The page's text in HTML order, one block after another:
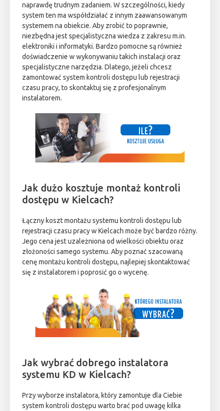
naprawdę trudnym zadaniem. W szczególności, kiedy
system ten ma współdziałać z innym zaawansowanym
systemem na obiekcie. Aby zrobić to poprawnie,
niezbędna jest specjalistyczna wiedza z zakresu m.in.
elektroniki i informatyki. Bardzo pomocne są również
doświadczenie w wykonywaniu takich instalacji oraz
specjalistyczne narzędzia. Dlatego, jeżeli chcesz
zamontować system kontroli dostępu lub rejestracji
czasu pracy, to skontaktuj się z profesjonalnym
instalatorem.
Jak dużo kosztuje montaż kontroli
dostępu w Kielcach?
Łączny koszt montażu systemu kontroli dostępu lub
rejestracji czasu pracy w Kielcach może być bardzo różny.
Jego cena jest uzależniona od wielkości obiektu oraz
złożoności samego systemu. Aby poznać szacowaną
cenę montażu kontroli dostępu, najlepiej skontaktować
się z instalatorem i poprosić go o wycenę.
Jak wybrać dobrego instalatora
systemu KD w Kielcach?
Przy wyborze instalatora, który zamontuje dla Ciebie
system kontroli dostępu warto brać pod uwagę kilka